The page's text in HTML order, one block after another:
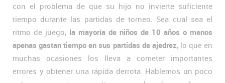
con el problema de que su hijo no invierte suficiente
tiempo durante las partidas de torneo. Sea cual sea el
ritmo de juego, la mayoría de niños de 10 años o menos
apenas gastan tiempo en sus partidas de ajedrez, lo que en
muchas ocasiones los lleva a cometer importantes
errores y obtener una rápida derrota. Hablemos un poco